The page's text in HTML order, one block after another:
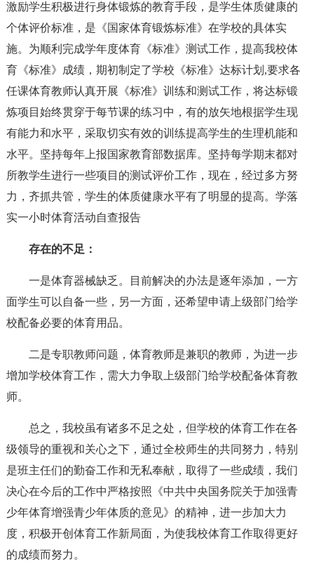
激励学生积极进行身体锻炼的教育手段，是学生体质健康的
个体评价标准，是《国家体育锻炼标准》在学校的具体实
施。为顺利完成学年度体育《标准》测试工作，提高我校体
育《标准》成绩，期初制定了学校《标准》达标计划,要求各
任课体育教师认真开展《标准》训练和测试工作，将达标锻
炼项目始终贯穿于每节课的练习中，有的放矢地根据学生现
有能力和水平，采取切实有效的训练提高学生的生理机能和
水平。坚持每年上报国家教育部数据库。坚持每学期末都对
所教学生进行一些项目的测试评价工作，现在，经过多方努
力，齐抓共管，学生的体质健康水平有了明显的提高。学落
实一小时体育活动自查报告
存在的不足：
一是体育器械缺乏。目前解决的办法是逐年添加，一方
面学生可以自备一些，另一方面，还希望申请上级部门给学
校配备必要的体育用品。
二是专职教师问题，体育教师是兼职的教师，为进一步
增加学校体育工作，需大力争取上级部门给学校配备体育教
师。
总之，我校虽有诸多不足之处，但学校的体育工作在各
级领导的重视和关心之下，通过全校师生的共同努力，特别
是班主任们的勤奋工作和无私奉献，取得了一些成绩，我们
决心在今后的工作中严格按照《中共中央国务院关于加强青
少年体育增强青少年体质的意见》的精神，进一步加大力
度，积极开创体育工作新局面，为使我校体育工作取得更好
的成绩而努力。